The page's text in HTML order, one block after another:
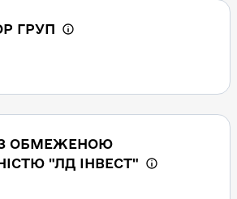
ГРУП
ОБМЕЖЕНОЮ
"ЛД ІНВЕСТ"